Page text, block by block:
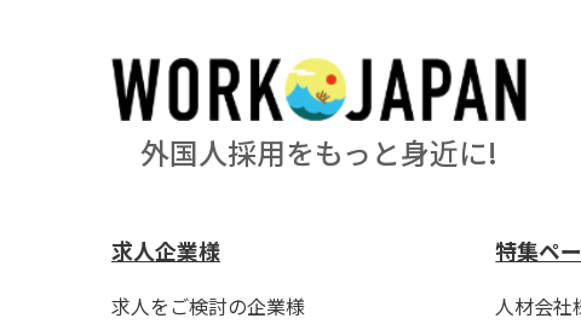
外国人採用をもっと身近に!
求人企業様
求人をご検討の企業様
特集ペ
人材会社